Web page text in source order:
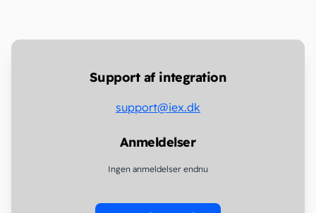
Support af integration
support@iex.dk
Anmeldelser
Ingen anmeldelser endnu